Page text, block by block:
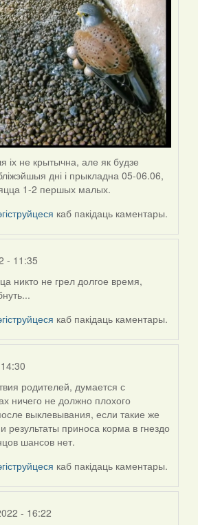
іх не крытычна, але як будзе
дні і прыкладна 05-06.06,
1-2 першых малых.
каб пакідаць каментары.
- 11:35
никто не грел долгое время,
каб пакідаць каментары.
родителей, думается с
ничего не должно плохого
выклевывания, если такие же
результаты приноса корма в гнездо
шансов нет.
каб пакідаць каментары.
- 16:22